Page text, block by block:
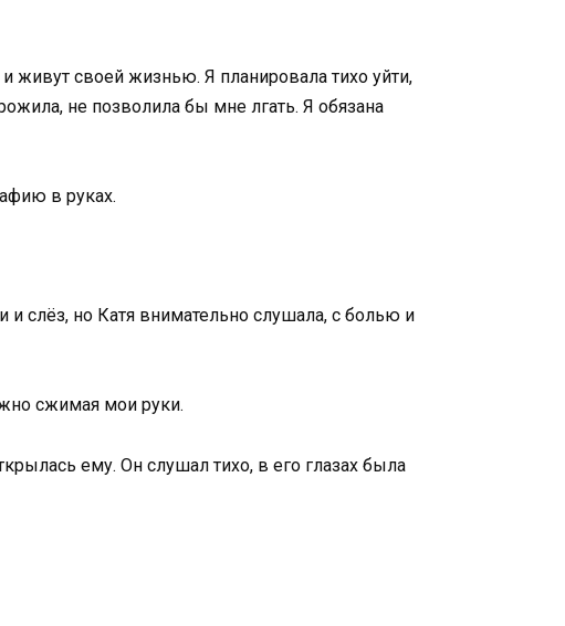
своей жизнью. Я планировала тихо уйти,
не позволила бы мне лгать. Я обязана
в руках.
и слёз, но Катя внимательно слушала, с болью и
сжимая мои руки.
ему. Он слушал тихо, в его глазах была